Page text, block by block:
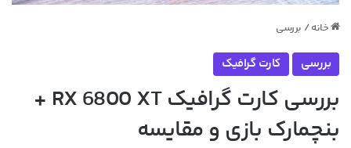
خانه / بررسی
بررسی کارت گرافیک
بررسی کارت گرافیک RX 6800 XT +
بنچمارک بازی و مقایسه